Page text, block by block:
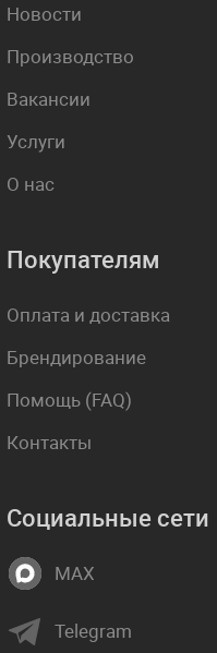
Новости
Производство
Вакансии
Услуги
О нас
Покупателям
Оплата и доставка
Брендирование
Помощь (FAQ)
Контакты
Социальные сети
MAX
Telegram